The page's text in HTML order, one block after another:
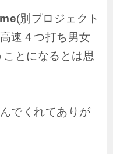
(別プロジェクト
速４つ打ち男女
とになるとは思
でくれてありが